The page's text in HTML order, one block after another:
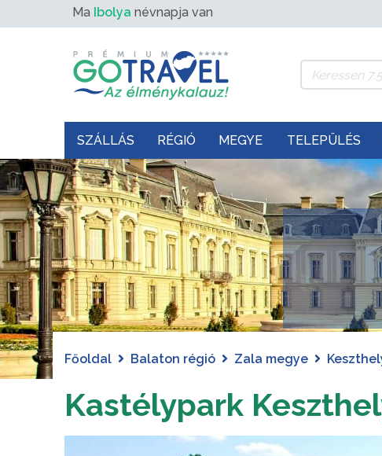
Ma Ibolya névnapja van
SZÁLLÁS RÉGIÓ MEGYE TELEPÜLÉS
Főoldal Balaton régió Zala megye
Kastélypark